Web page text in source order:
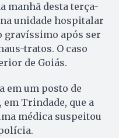
manhã desta terça-
na unidade hospitalar
gravíssimo após ser
tratos. O caso
de Goiás.
em um posto de
em Trindade, que a
médica suspeitou